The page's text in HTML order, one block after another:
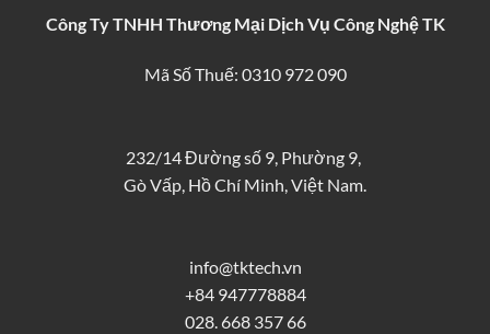
Công Ty TNHH Thương Mại Dịch Vụ Công Nghệ TK
Mã Số Thuế: 0310 972 090
232/14 Đường số 9, Phường 9,
Gò Vấp, Hồ Chí Minh, Việt Nam.
info@tktech.vn
+84 947778884
028. 668 357 66